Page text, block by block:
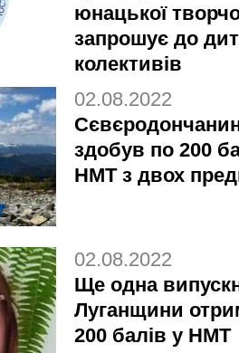
юнацької
запрошує до
колективів
02.08.2022
здобув по 200
НМТ з двох
02.08.2022
Ще одна
Луганщини
200 балів у НМТ